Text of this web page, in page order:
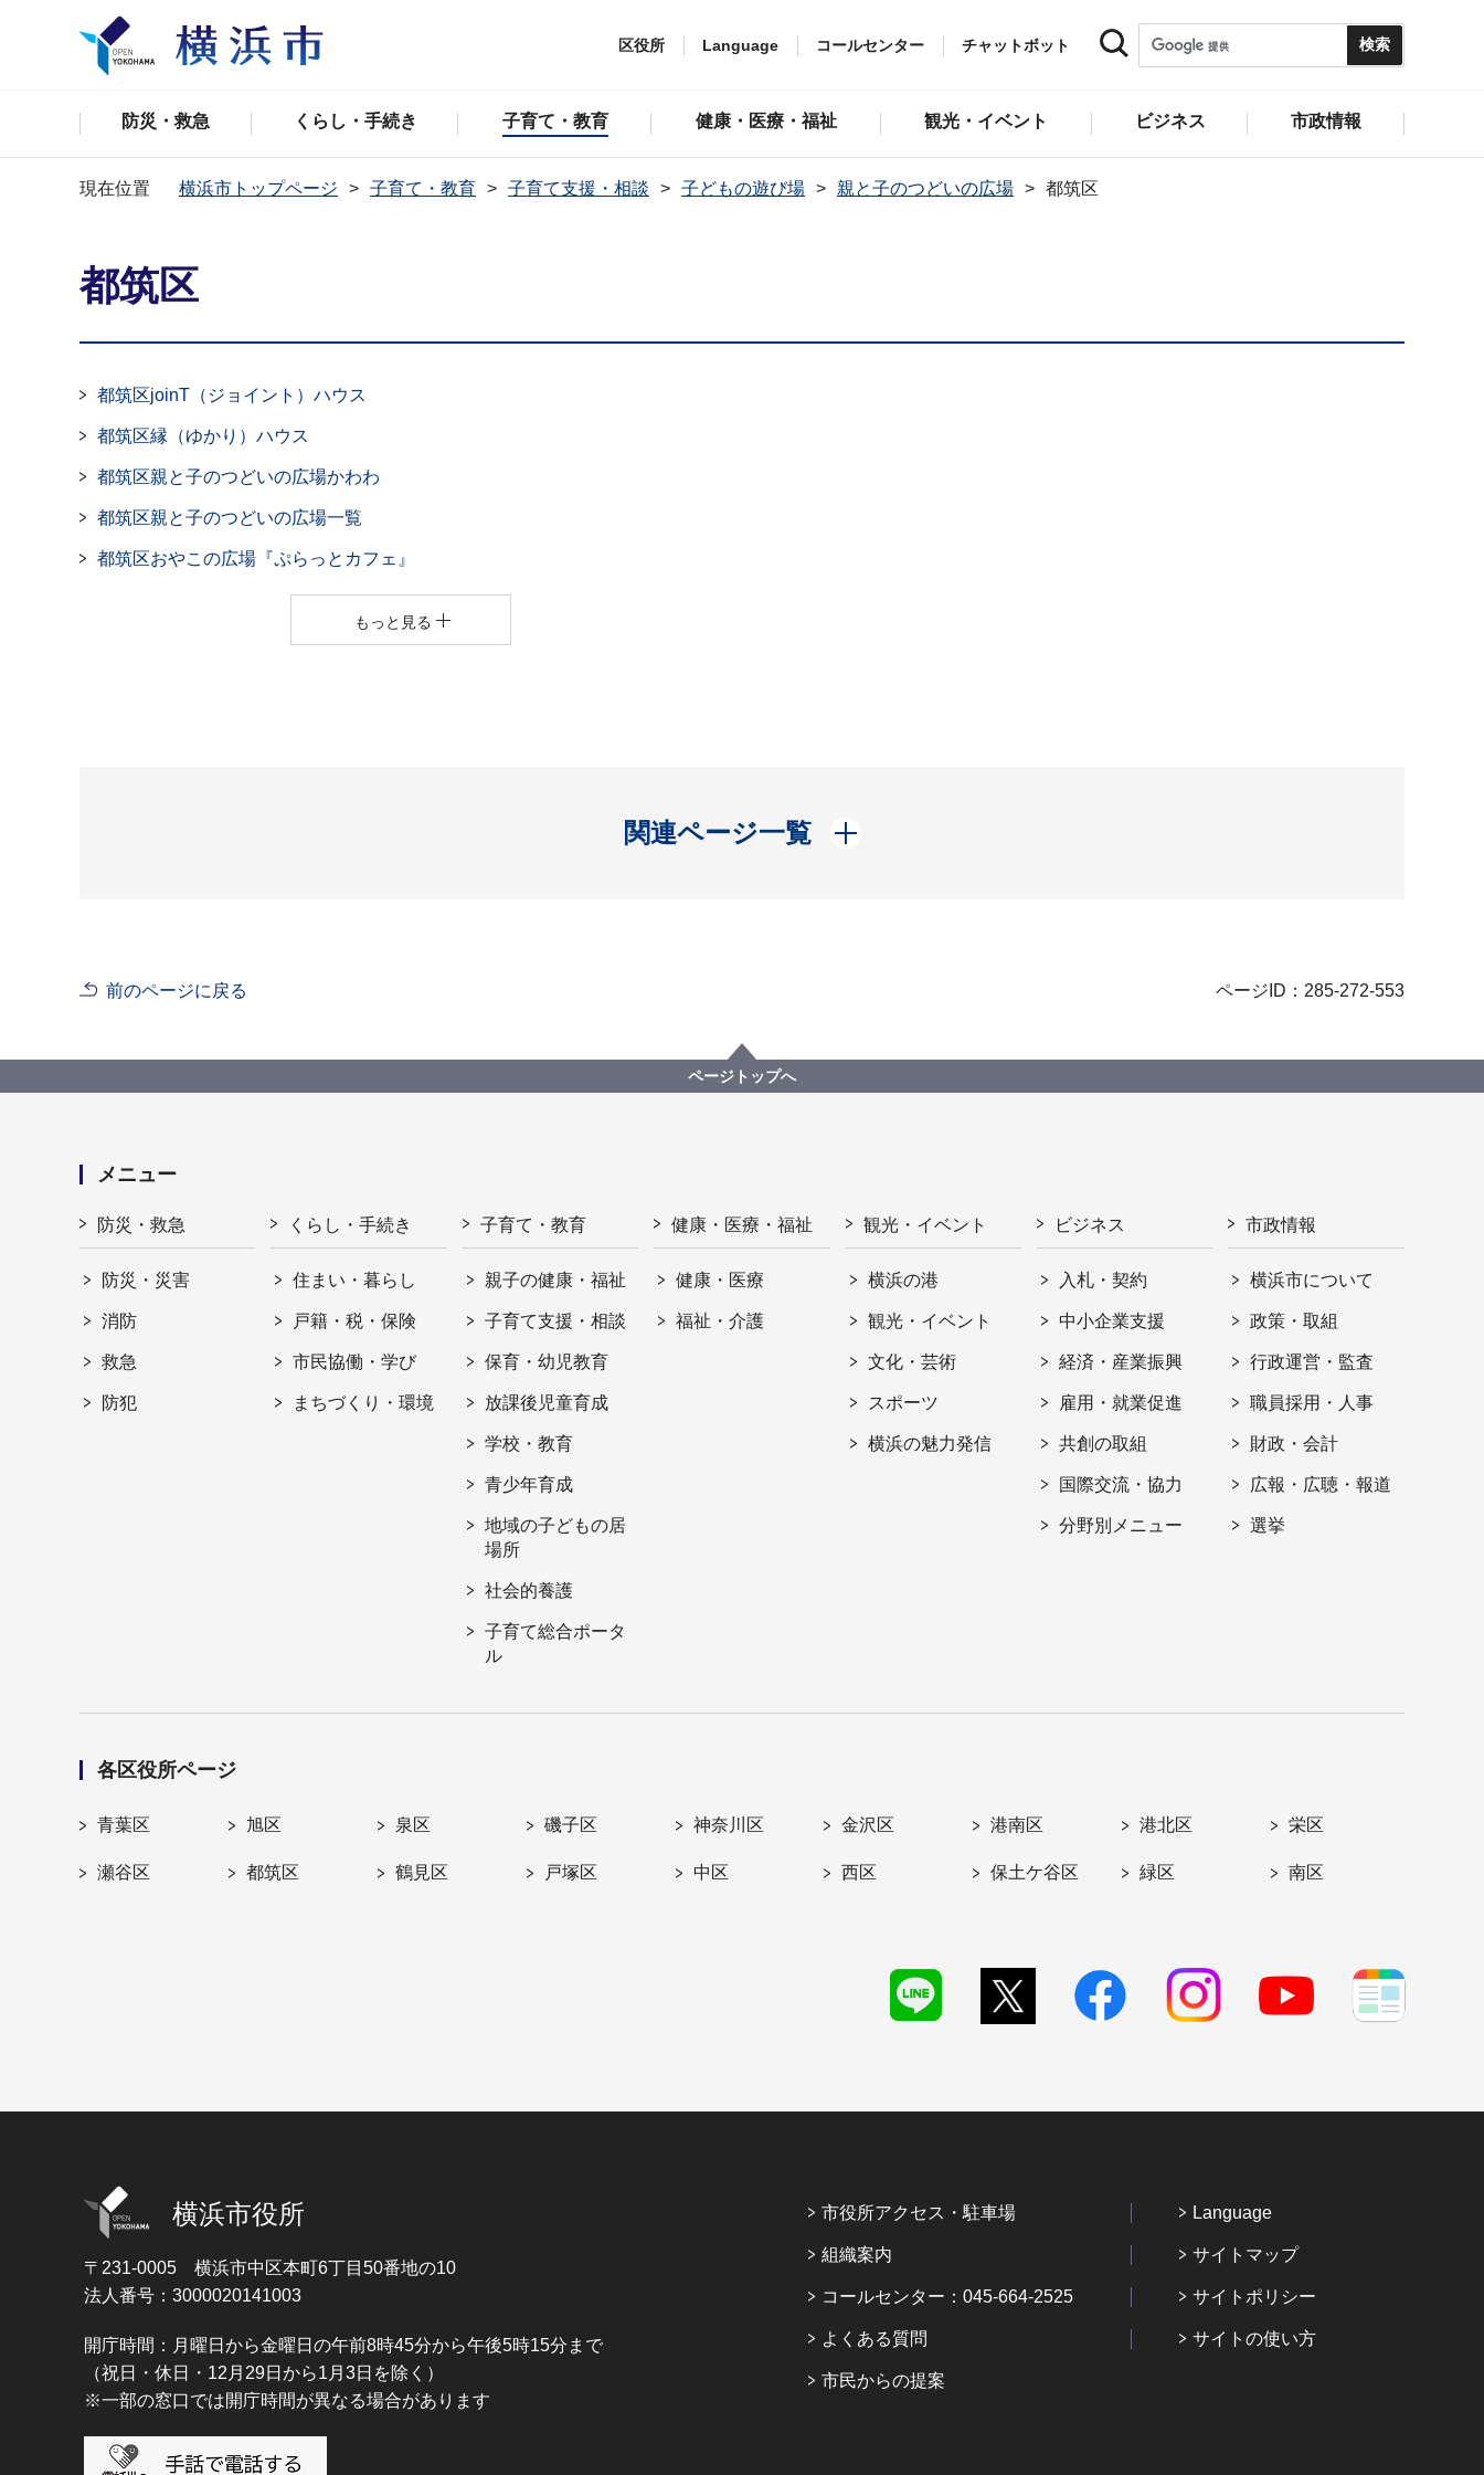
区役所 Language コールセンター チャットボット
防災・救急 くらし・手続き 子育て・教育 健康・医療・福祉 観光・イベント ビジネス 市政情報
現在位置 横浜市トップページ 子育て・教育 子育て支援・相談 子どもの遊び場 親と子のつどいの広場 都筑区
都筑区
都筑区joinT（ジョイント）ハウス
都筑区縁（ゆかり）ハウス
都筑区親と子のつどいの広場かわわ
都筑区親と子のつどいの広場一覧
都筑区おやこの広場『ぷらっとカフェ』
もっと見る
関連ページ一覧
開く
前のページに戻る ページID：285-272-553
ページトップへ
メニュー
防災・救急
防災・災害
消防
救急
防犯
くらし・手続き
住まい・暮らし
戸籍・税・保険
市民協働・学び
まちづくり・環境
子育て・教育
親子の健康・福祉
子育て支援・相談
保育・幼児教育
放課後児童育成
学校・教育
青少年育成
地域の子どもの居
場所
社会的養護
子育て総合ポータ
ル
健康・医療・福祉
健康・医療
福祉・介護
観光・イベント
横浜の港
観光・イベント
文化・芸術
スポーツ
横浜の魅力発信
ビジネス
入札・契約
中小企業支援
経済・産業振興
雇用・就業促進
共創の取組
国際交流・協力
分野別メニュー
市政情報
横浜市について
政策・取組
行政運営・監査
職員採用・人事
財政・会計
広報・広聴・報道
選挙
各区役所ページ
青葉区 旭区 泉区 磯子区 神奈川区 金沢区 港南区 港北区 栄区
瀬谷区 都筑区 鶴見区 戸塚区 中区 西区 保土ケ谷区 緑区 南区
横浜市役所
〒231-0005 横浜市中区本町6丁目50番地の10
法人番号：3000020141003
開庁時間：月曜日から金曜日の午前8時45分から午後5時15分まで
（祝日・休日・12月29日から1月3日を除く）
※一部の窓口では開庁時間が異なる場合があります
市役所アクセス・駐車場
組織案内
コールセンター：045-664-2525
よくある質問
市民からの提案
Language
サイトマップ
サイトポリシー
サイトの使い方